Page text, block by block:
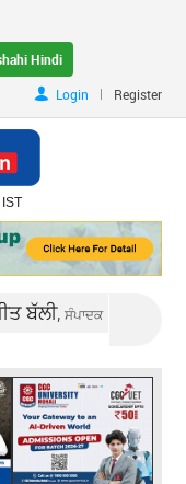
Hindi
Login
| Register
ਬੱਲੀ,ਸੰਪਾਦਕ